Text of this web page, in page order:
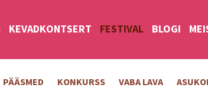
KEVADKONTSERT FESTIVAL BLOGI
PÄÄSMED KONKURSS VABA LAVA